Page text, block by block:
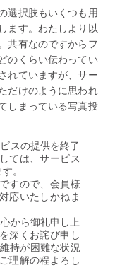
選択肢もいくつも用
ます。わたしより以
共有なのですからフ
のくらい伝わってい
れていますが、サー
だけのように思われ
しまっている写真投
スの提供を終了
ては、サービス
。
すので、会員様
応いたしかねま
から御礼申し上
深くお詫び申し
持が困難な状況
理解の程よろし